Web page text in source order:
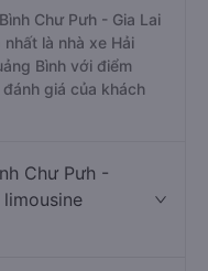
Chư Pưh - Gia Lai
là nhà xe Hải
Bình với điểm
giá của khách
Chư Pưh -